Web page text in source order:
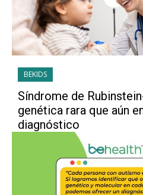
BEKIDS
Síndrome de
genética rara que aún
diagnóstico